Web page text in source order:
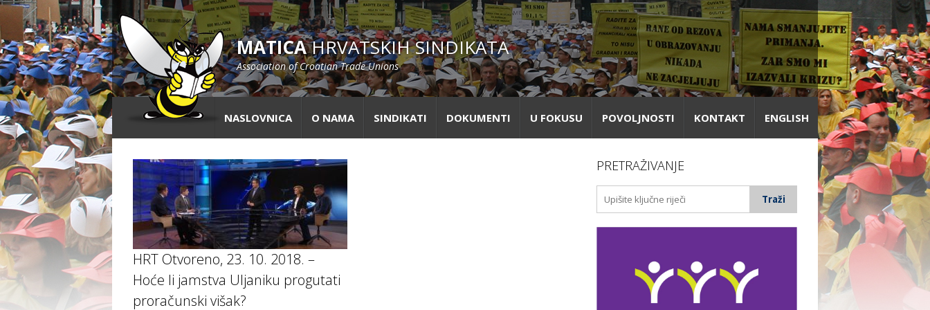
MATICAHRVATSKIH SINDIKATA
Association of Croatian Trade Unions
NASLOVNICA O NAMA SINDIKATI DOKUMENTI U FOKUSU POVOLJNOSTI KONTAKT ENGLISH
HRT Otvoreno, 23. 10. 2018. –
Hoće li jamstva Uljaniku progutati
proračunski višak?
PRETRAŽIVANJE